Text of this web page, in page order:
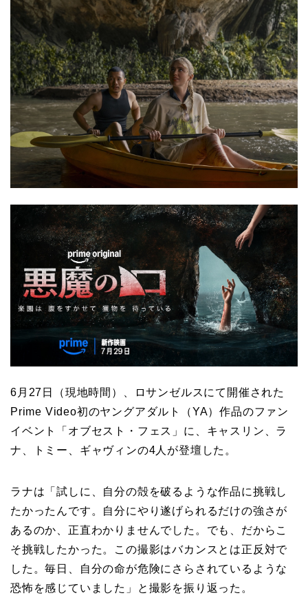
6月27日（現地時間）、ロサンゼルスにて開催された
Prime Video初のヤングアダルト（YA）作品のファン
イベント「オブセスト・フェス」に、キャスリン、ラ
ナ、トミー、ギャヴィンの4人が登壇した。
ラナは「試しに、自分の殻を破るような作品に挑戦し
たかったんです。自分にやり遂げられるだけの強さが
あるのか、正直わかりませんでした。でも、だからこ
そ挑戦したかった。この撮影はバカンスとは正反対で
した。毎日、自分の命が危険にさらされているような
恐怖を感じていました」と撮影を振り返った。